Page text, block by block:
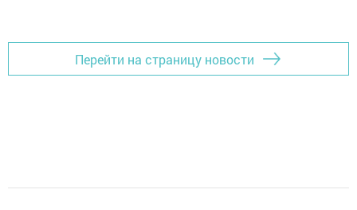
Перейти на страницу новости